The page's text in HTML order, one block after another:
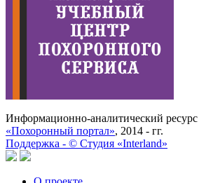
Информационно-аналитический ресурс
«Похоронный портал», 2014 - гг.
Поддержка - © Cтудия «Interland»